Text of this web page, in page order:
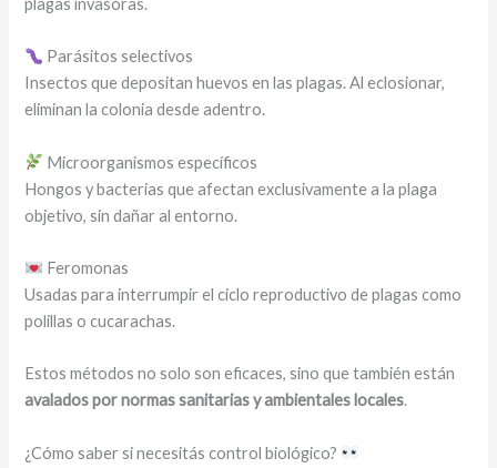
Parásitos selectivos
Insectos que depositan huevos en las plagas. Al eclosionar,
eliminan la colonia desde adentro.
Microorganismos específicos
Hongos y bacterias que afectan exclusivamente a la plaga
objetivo, sin dañar al entorno.
Feromonas
Usadas para interrumpir el ciclo reproductivo de plagas como
polillas o cucarachas.
Estos métodos no solo son eficaces, sino que también están
avalados por normas sanitarias y ambientales locales.
¿Cómo saber si necesitás control biológico?